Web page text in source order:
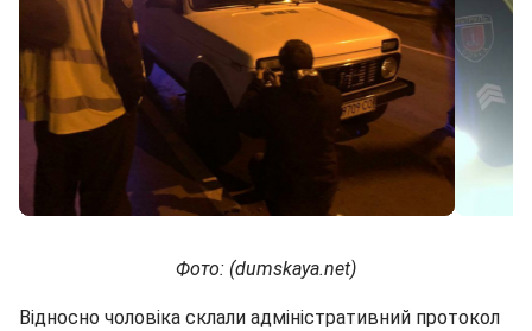
Фото: (dumskaya.net)
Відносно чоловіка склали адміністративний протокол